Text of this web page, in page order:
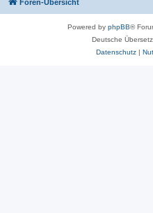
Foren-Übersicht
Powered by phpBB®
Deutsche
Datenschutz|